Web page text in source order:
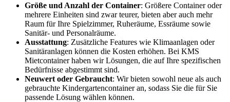
Größe und Anzahl der Container: Größere Container oder
mehrere Einheiten sind zwar teurer, bieten aber auch mehr
Raum für Ihre Spielzimmer, Ruheräume, Essräume sowie
Sanitär- und Personalräume.
Ausstattung: Zusätzliche Features wie Klimaanlagen oder
Sanitäranlagen können die Kosten erhöhen. Bei KMS
Mietcontainer haben wir Lösungen, die auf Ihre spezifischen
Bedürfnisse abgestimmt sind.
Neuwert oder Gebraucht: Wir bieten sowohl neue als auch
gebrauchte Kindergartencontainer an, sodass Sie die für Sie
passende Lösung wählen können.